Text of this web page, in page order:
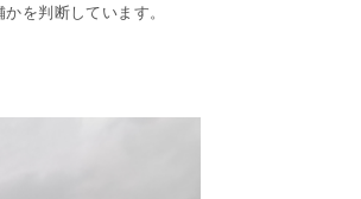
を判断しています。